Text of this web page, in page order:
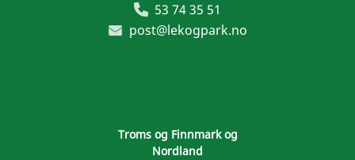
53 74 35 51
post@lekogpark.no
Troms og Finnmark og
Nordland